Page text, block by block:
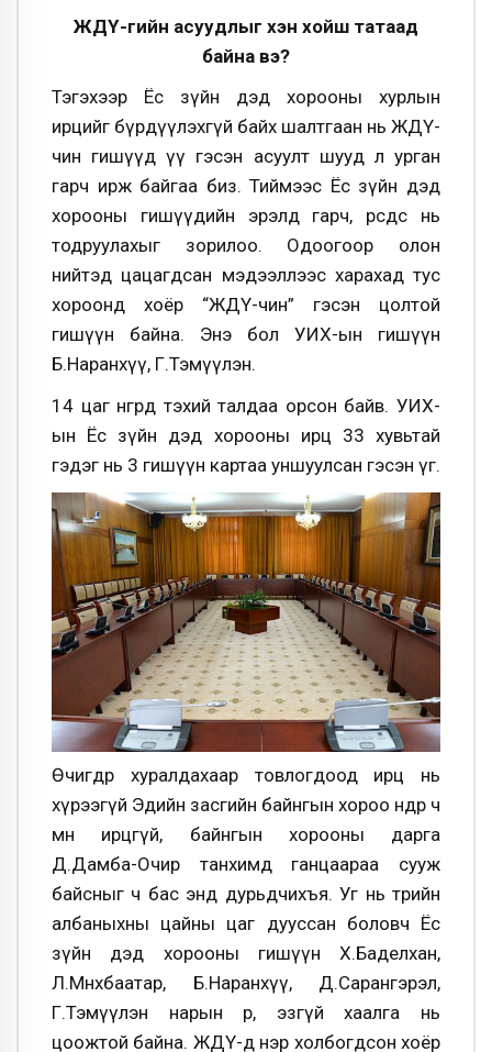
ЖДҮ-гийн асуудлыг хэн хойш татаад
байна вэ?
Тэгэхээр Ёс зүйн дэд хорооны хурлын
ирцийг бүрдүүлэхгүй байх шалтгаан нь ЖДҮ-
чин гишүүд үү гэсэн асуулт шууд л урган
гарч ирж байгаа биз. Тиймээс Ёс зүйн дэд
хорооны гишүүдийн эрэлд гарч, өөрсдөөс нь
тодруулахыг зорилоо. Одоогоор олон
нийтэд цацагдсан мэдээллээс харахад тус
хороонд хоёр “ЖДҮ-чин” гэсэн цолтой
гишүүн байна. Энэ бол УИХ-ын гишүүн
Б.Наранхүү, Г.Тэмүүлэн.
14 цаг өнгөрөөд тэхий талдаа орсон байв. УИХ-
ын Ёс зүйн дэд хорооны ирц 33 хувьтай
гэдэг нь 3 гишүүн картаа уншуулсан гэсэн үг.
Өчигдөр хуралдахаар товлогдоод ирц нь
хүрээгүй Эдийн засгийн байнгын хороо өнөөдөр ч
мөн ирцгүй, байнгын хорооны дарга
Д.Дамба-Очир танхимд ганцаараа сууж
байсныг ч бас энд дурьдчихъя. Уг нь төрийн
албаныхны цайны цаг дууссан боловч Ёс
зүйн дэд хорооны гишүүн Х.Баделхан,
Л.Мөнхбаатар, Б.Наранхүү, Д.Сарангэрэл,
Г.Тэмүүлэн нарын өрөө, эзгүй хаалга нь
цоожтой байна. ЖДҮ-д нэр холбогдсон хоёр